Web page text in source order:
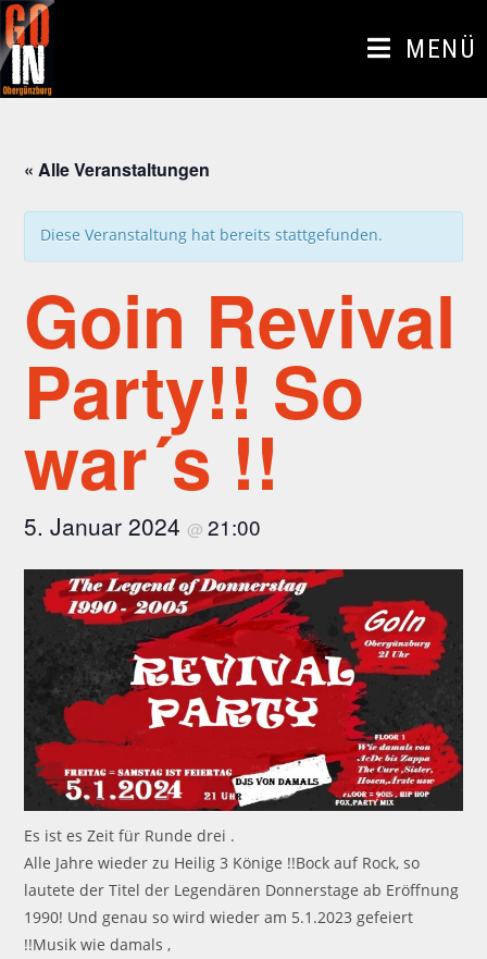
Zum
Inhalt
springen
MENÜ
« Alle Veranstaltungen
Diese Veranstaltung hat bereits stattgefunden.
Goin Revival
Party!! So
war´s !!
5. Januar 2024@21:00
Es ist es Zeit für Runde drei .
Alle Jahre wieder zu Heilig 3 Könige !!Bock auf Rock, so
lautete der Titel der Legendären Donnerstage ab Eröffnung
1990! Und genau so wird wieder am 5.1.2023 gefeiert
!!Musik wie damals ,